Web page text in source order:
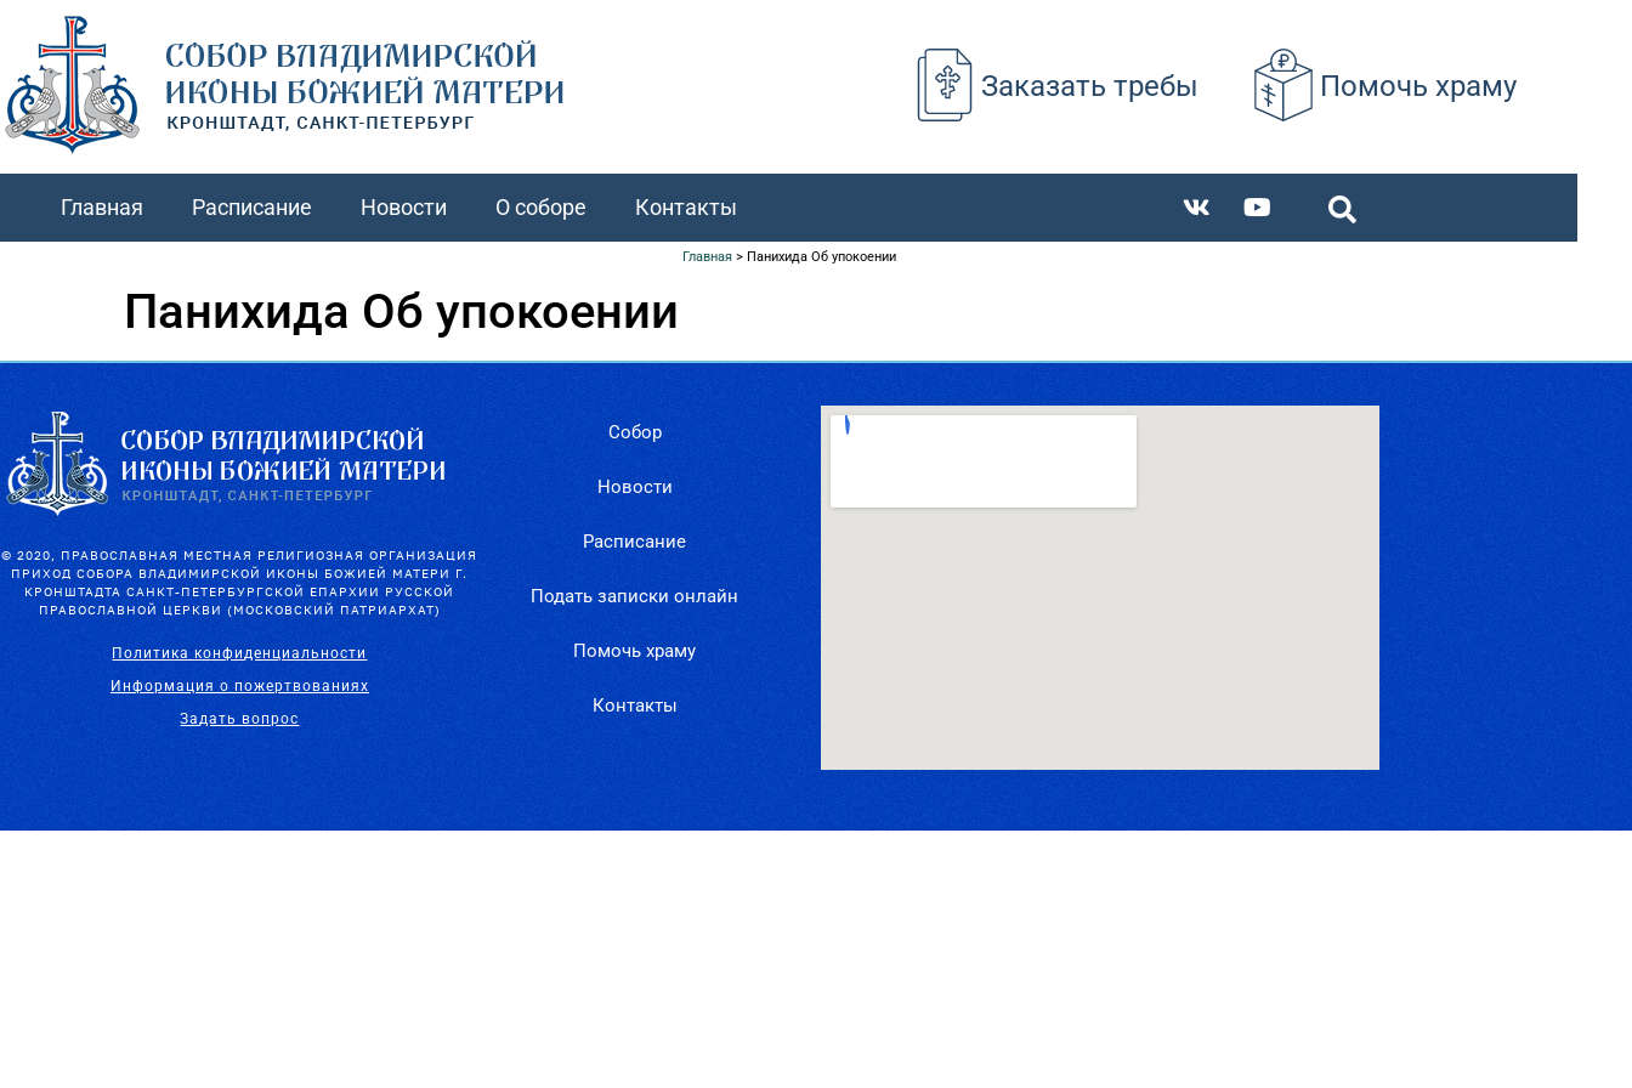
Заказать требы Помочь храму
Главная Расписание Новости О соборе Контакты
Главная > Панихида Об упокоении
Панихида Об упокоении
© 2020, ПРАВОСЛАВНАЯ МЕСТНАЯ РЕЛИГИОЗНАЯ ОРГАНИЗАЦИЯ
ПРИХОД СОБОРА ВЛАДИМИРСКОЙ ИКОНЫ БОЖИЕЙ МАТЕРИ Г.
КРОНШТАДТА САНКТ-ПЕТЕРБУРГСКОЙ ЕПАРХИИ РУССКОЙ
ПРАВОСЛАВНОЙ ЦЕРКВИ (МОСКОВСКИЙ ПАТРИАРХАТ)
Политика конфиденциальности
Информация о пожертвованиях
Задать вопрос
Собор
Новости
Расписание
Подать записки онлайн
Помочь храму
Контакты